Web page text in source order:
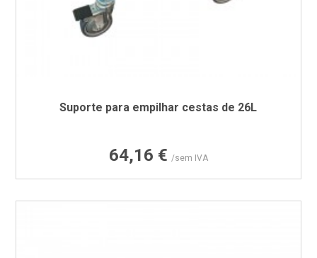
Suporte para empilhar cestas de 26L
Preço
64,16 € /sem IVA